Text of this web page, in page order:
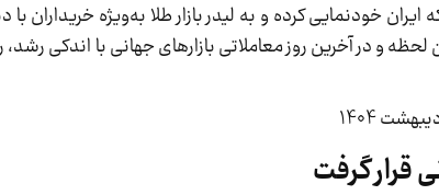
خودنمایی کرده و به لیدر بازار طلا به‌ویژه خریداران